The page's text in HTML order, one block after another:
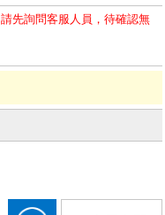
先詢問客服人員，待確認無